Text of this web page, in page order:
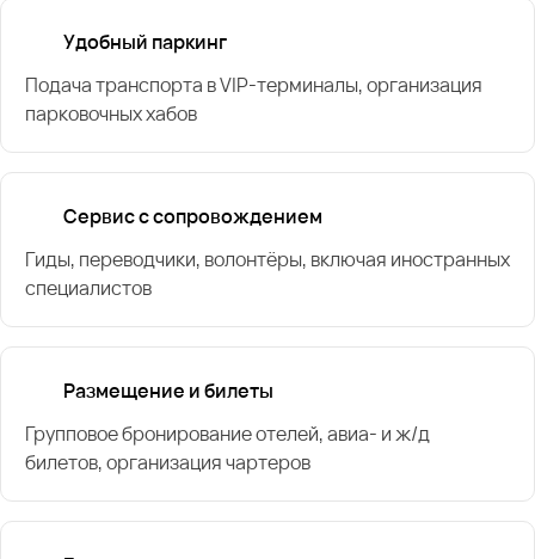
Удобный паркинг
Подача транспорта в VIP-терминалы, организация
парковочных хабов
Сервис с сопровождением
Гиды, переводчики, волонтёры, включая иностранных
специалистов
Размещение и билеты
Групповое бронирование отелей, авиа- и ж/д
билетов, организация чартеров